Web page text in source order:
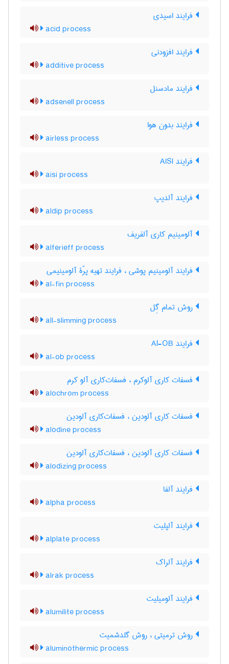
فرایند اسیدی
acid process
فرایند افزودنی
additive process
فرایند مادسنل
adsenell process
فرایند بدون هوا
airless process
فرایند AISI
aisi process
فرایند آلدیپ
aldip process
آلومینیم کاری آلفریف
alferieff process
فرایند آلومینیم پوشی ، فرایند تهیه پرّۀ آلومینیمی
al-fin process
روش تمام گِل
all-slimming process
فرایند Al-OB
al-ob process
فسفات کاری آلوکرم ، فسفات‌کاری آلو کرم
alochrom process
فسفات کاری آلودین ، فسفات‌کاری آلودین
alodine process
فسفات کاری آلودین ، فسفات‌کاری آلودین
alodizing process
فرایند آلفا
alpha process
فرایند آلپلیت
alplate process
فرایند آلراک
alrak process
فرایند آلومیلیت
alumilite process
روش ترمیتی ، روش گلدشمیت
aluminothermic process